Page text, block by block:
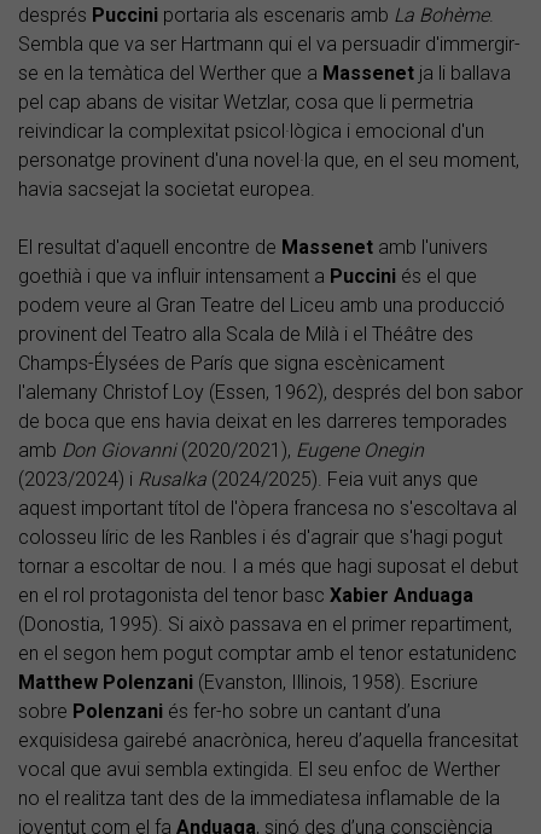
després Puccini portaria als escenaris amb La Bohème.
Sembla que va ser Hartmann qui el va persuadir d'immergir-
se en la temàtica del Werther que a Massenet ja li ballava
pel cap abans de visitar Wetzlar, cosa que li permetria
reivindicar la complexitat psicol·lògica i emocional d'un
personatge provinent d'una novel·la que, en el seu moment,
havia sacsejat la societat europea.
El resultat d'aquell encontre de Massenet amb l'univers
goethià i que va influir intensament a Puccini és el que
podem veure al Gran Teatre del Liceu amb una producció
provinent del Teatro alla Scala de Milà i el Théâtre des
Champs-Élysées de París que signa escènicament
l'alemany Christof Loy (Essen, 1962), després del bon sabor
de boca que ens havia deixat en les darreres temporades
amb Don Giovanni(2020/2021), Eugene Onegin
(2023/2024) i Rusalka (2024/2025). Feia vuit anys que
aquest important títol de l'òpera francesa no s'escoltava al
colosseu líric de les Ranbles i és d'agrair que s'hagi pogut
tornar a escoltar de nou. I a més que hagi suposat el debut
en el rol protagonista del tenor basc Xabier Anduaga
(Donostia, 1995). Si això passava en el primer repartiment,
en el segon hem pogut comptar amb el tenor estatunidenc
Matthew Polenzani (Evanston, Illinois, 1958). Escriure
sobre Polenzani és fer-ho sobre un cantant d’una
exquisidesa gairebé anacrònica, hereu d’aquella francesitat
vocal que avui sembla extingida. El seu enfoc de Werther
no el realitza tant des de la immediatesa inflamable de la
joventut com el fa Anduaga, sinó des d’una consciència